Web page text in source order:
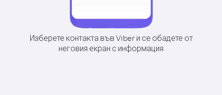
Изберете контакта във Viber и се обадете от
неговия екран с информация